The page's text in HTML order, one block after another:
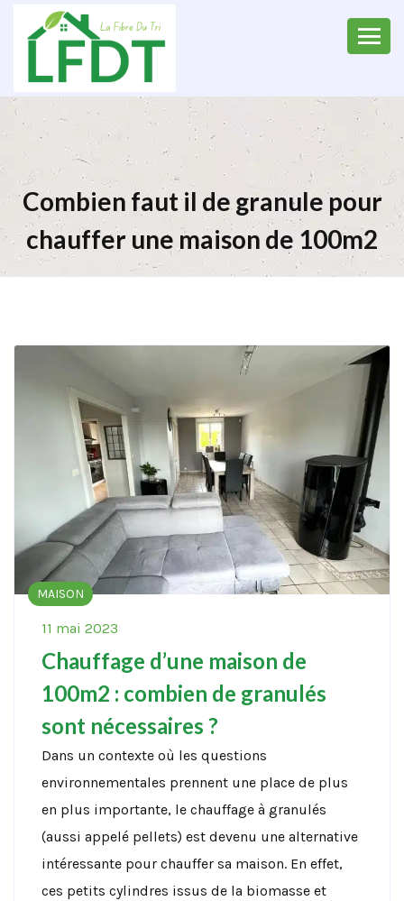
Combien faut il de granule pour
chauffer une maison de 100m2
MAISON
11 mai 2023
Chauffage d’une maison de
100m2 : combien de granulés
sont nécessaires ?
Dans un contexte où les questions
environnementales prennent une place de plus
en plus importante, le chauffage à granulés
(aussi appelé pellets) est devenu une alternative
intéressante pour chauffer sa maison. En effet,
ces petits cylindres issus de la biomasse et